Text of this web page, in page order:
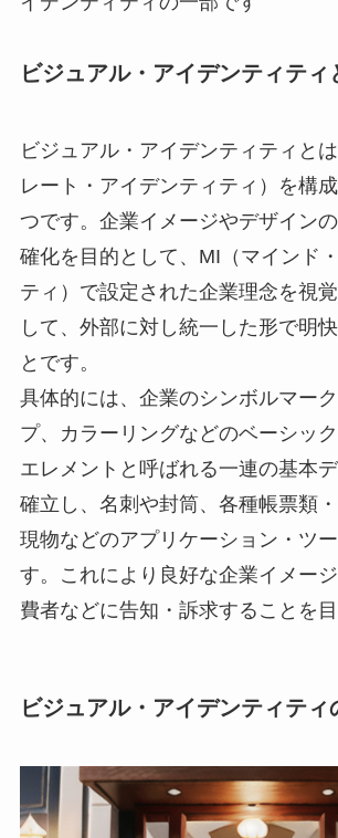
ビジュアル・アイデンティティ
ビジュアル・アイデンティティと
レート・アイデンティティ）を構
つです。企業イメージやデザイン
確化を目的として、MI（マインド
ティ）で設定された企業理念を視
して、外部に対し統一した形で明
とです。
具体的には、企業のシンボルマー
プ、カラーリングなどのベーシッ
エレメントと呼ばれる一連の基本
確立し、名刺や封筒、各種帳票類
現物などのアプリケーション・ツ
す。これにより良好な企業イメー
費者などに告知・訴求することを目
ビジュアル・アイデンティティ